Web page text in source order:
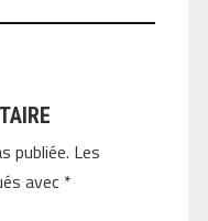
publiée. Les
avec *